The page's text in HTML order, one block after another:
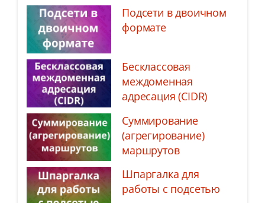
Подсети в двоичном
формате
Бесклассовая
междоменная
адресация (CIDR)
Суммирование
(агрегирование)
маршрутов
Шпаргалка для
работы с подсетью